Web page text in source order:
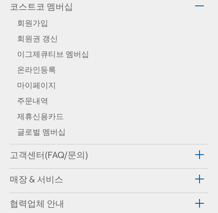
코스트코 멤버십
회원가입
회원권 갱신
이그제큐티브 멤버십
온라인등록
마이페이지
주문내역
제휴신용카드
글로벌 멤버십
고객센터(FAQ/문의)
매장 & 서비스
협력업체 안내